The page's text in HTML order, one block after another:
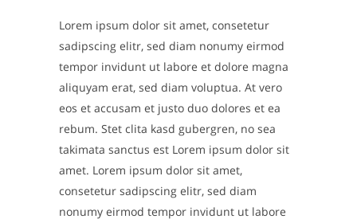
Lorem ipsum dolor sit amet, consetetur
sadipscing elitr, sed diam nonumy eirmod
tempor invidunt ut labore et dolore magna
aliquyam erat, sed diam voluptua. At vero
eos et accusam et justo duo dolores et ea
rebum. Stet clita kasd gubergren, no sea
takimata sanctus est Lorem ipsum dolor sit
amet. Lorem ipsum dolor sit amet,
consetetur sadipscing elitr, sed diam
nonumy eirmod tempor invidunt ut labore